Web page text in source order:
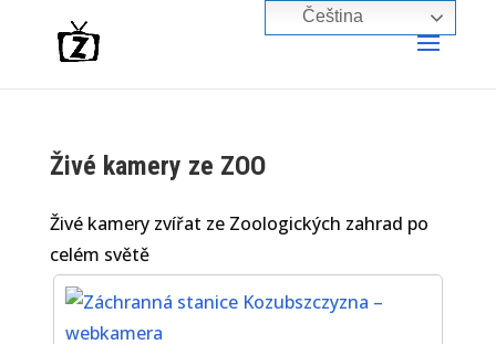
Živé kamery ze ZOO
Živé kamery zvířat ze Zoologických zahrad po
celém světě
Čeština‎